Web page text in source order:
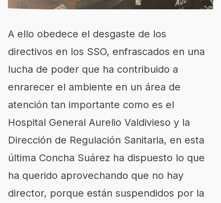
A ello obedece el desgaste de los
directivos en los SSO, enfrascados en una
lucha de poder que ha contribuido a
enrarecer el ambiente en un área de
atención tan importante como es el
Hospital General Aurelio Valdivieso y la
Dirección de Regulación Sanitaria, en esta
última Concha Suárez ha dispuesto lo que
ha querido aprovechando que no hay
director, porque están suspendidos por la